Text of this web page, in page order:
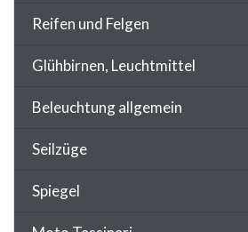
Reifen und Felgen
Glühbirnen, Leuchtmittel
Beleuchtung allgemein
Seilzüge
Spiegel